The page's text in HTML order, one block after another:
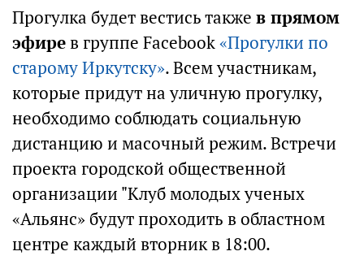
Прогулка будет вестись также в прямом
эфирев группе Facebook«Прогулки по
старому Иркутску». Всем участникам,
которые придут на уличную прогулку,
необходимо соблюдать социальную
дистанцию и масочный режим. Встречи
проекта городской общественной
организации "Клуб молодых ученых
«Альянс» будут проходить в областном
центре каждый вторник в 18:00.